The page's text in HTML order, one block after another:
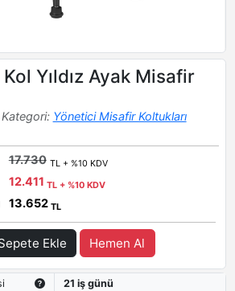
Yıldız Ayak Misafir
Kategori: Yönetici Misafir Koltukları
17.730 TL + %10 KDV
12.411 TL + %10 KDV
13.652 TL
Ekle Hemen Al
21 iş günü